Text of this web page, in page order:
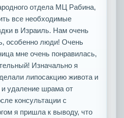
отдела МЦ Рабина,
все необходимые
в Израиль. Нам очень
особенно люди! Очень
мне очень понравилась,
Изначально я
липосакцию живота и
и удаление шрама от
консультации с
я пришла к выводу, что